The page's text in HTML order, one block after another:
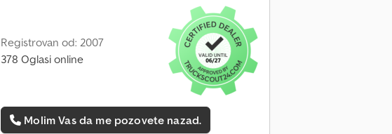
Registrovan od: 2007
378 Oglasi online
Molim Vas da me pozovete nazad.